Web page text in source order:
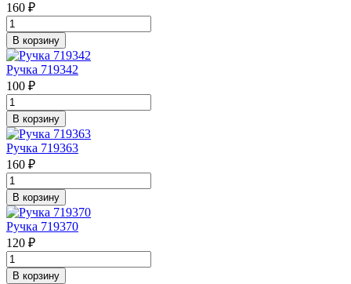
160 ₽
В корзину
Ручка 719342
100 ₽
В корзину
Ручка 719363
160 ₽
В корзину
Ручка 719370
120 ₽
В корзину